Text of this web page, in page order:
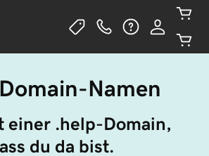
Namen
einer .help-Domain,
du da bist.